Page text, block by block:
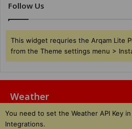
Follow Us
This widget requries the Arqam Lite
from the Theme settings menu >
Weather
You need to set the Weather API Key
Integrations.